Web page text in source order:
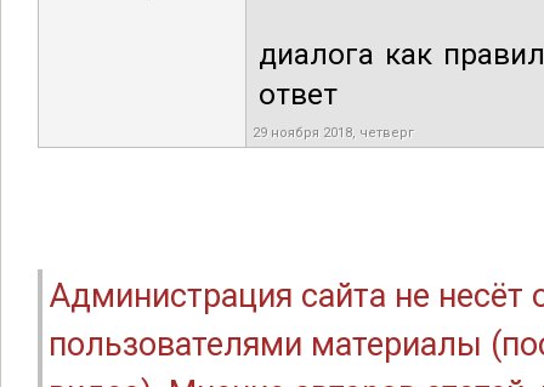
диалога как
ответ
29 ноября 2018, четверг
Администрация сайта не
пользователями материалы